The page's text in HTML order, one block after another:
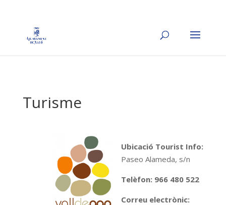
Turisme
Ubicació Tourist Info:
Paseo Alameda, s/n
Telèfon: 966 480 522
Correu electrònic: